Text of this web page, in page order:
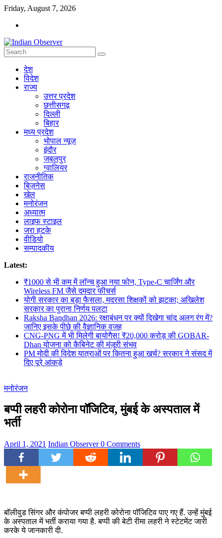
Skip
content
Friday, August 7, 2026
Indian
Observer
News
देश
विदेश
राज्य
उत्तर प्रदेश
छत्तीसगढ़
दिल्ली
बिहार
मध्य प्रदेश
भोपाल न्यूज़
इंदौर
जबलपुर
ग्वालियर
राजनीतिक
बिज़नेस
खेल
मनोरंजन
अध्यात्म
लाइफ स्टाइल
जरा हटके
वीडियो
सम्पादकीय
Latest:
₹1000 से भी कम में लॉन्च हुआ नया फोन, Type-C चार्जिंग और
Wireless FM जैसे दमदार फीचर्स
योगी सरकार का बड़ा फैसला, मदरसा शिक्षकों को झटका; अखिलेश
सरकार का पुराना निर्णय पलटा
Raksha Bandhan 2026: रक्षाबंधन पर क्यों दिखेगा चांद अलग रंग में?
जानिए इसके पीछे की वैज्ञानिक वजह
CNG-PNG में भी मिलेगी बायोगैस! ₹20,000 करोड़ की GOBAR-
Dhan योजना को कैबिनेट की मंजूरी संभव
PM मोदी की विदेश यात्राओं पर कितना हुआ खर्च? सरकार ने संसद में
दिए पूरे आंकड़े
मनोरंजन
बप्पी लहरी कोरोना पॉजिटिव, मुंबई के अस्पताल में
भर्ती
April 1, 2021 Indian Observer0 Comments
बॉलीवुड सिंगर और कंपोजर बप्पी लहरी कोरोना पॉजिटिव पाए गए हैं. उन्हें मुंबई
के अस्पताल में भर्ती कराया गया है. बप्पी की बेटी रीमा लहरी ने स्टेटमेंट जारी
करके ये जानकारी दी.